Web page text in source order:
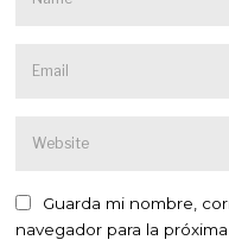
Guarda mi nombre,
navegador para la